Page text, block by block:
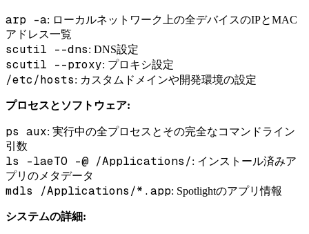
arp -a: ローカルネットワーク上の全デバイスのIPとMAC
アドレス一覧
scutil --dns: DNS設定
scutil --proxy: プロキシ設定
/etc/hosts: カスタムドメインや開発環境の設定
プロセスとソフトウェア:
ps aux: 実行中の全プロセスとその完全なコマンドライン
引数
ls -laeTO -@ /Applications/: インストール済みア
プリのメタデータ
mdls /Applications/*.app: Spotlightのアプリ情報
システムの詳細: